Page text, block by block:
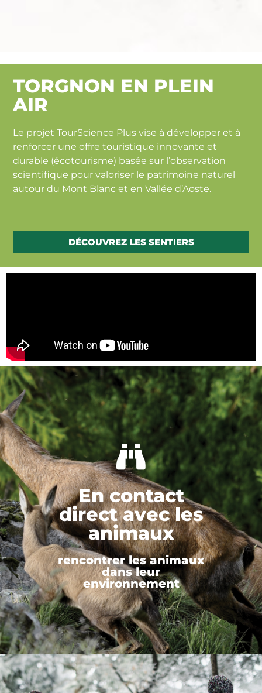
TOUR
SCIENCE
découvrir la
nature
TORGNON EN PLEIN
AIR
Le projet TourScience Plus vise à développer et à
renforcer une offre touristique innovante et
durable (écotourisme) basée sur l’observation
scientifique pour valoriser le patrimoine naturel
autour du Mont Blanc et en Vallée d’Aoste.
DÉCOUVREZ LES SENTIERS
En contact
direct avec les
animaux
rencontrer les animaux
dans leur
environnement